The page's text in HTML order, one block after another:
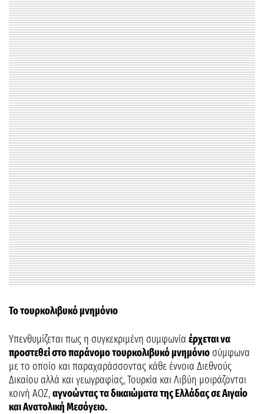
Το τουρκολιβυκό μνημόνιο
Υπενθυμίζεται πως η συγκεκριμένη συμφωνία έρχεται να
προστεθεί στο παράνομο τουρκολιβυκό μνημόνιο σύμφωνα
με το οποίο και παραχαράσσοντας κάθε έννοια Διεθνούς
Δικαίου αλλά και γεωγραφίας, Τουρκία και Λιβύη μοιράζονται
κοινή ΑΟΖ,αγνοώντας τα δικαιώματα της Ελλάδας σε Αιγαίο
και Ανατολική Μεσόγειο.